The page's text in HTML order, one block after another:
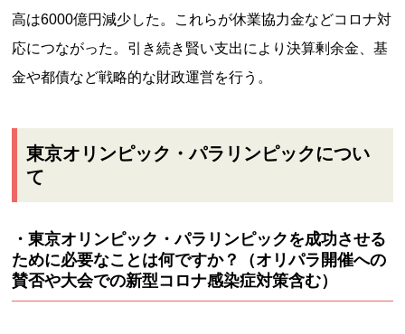
高は6000億円減少した。これらが休業協力金などコロナ対
応につながった。引き続き賢い支出により決算剰余金、基
金や都債など戦略的な財政運営を行う。
東京オリンピック・パラリンピックについ
て
・東京オリンピック・パラリンピックを成功させる
ために必要なことは何ですか？（オリパラ開催への
賛否や大会での新型コロナ感染症対策含む）